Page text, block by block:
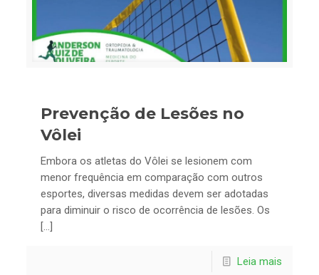
Prevenção de Lesões no
Vôlei
Embora os atletas do Vôlei se lesionem com
menor frequência em comparação com outros
esportes, diversas medidas devem ser adotadas
para diminuir o risco de ocorrência de lesões. Os
[…]
Leia mais